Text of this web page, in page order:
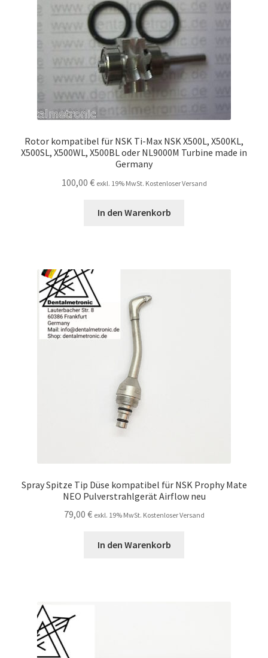
Rotor kompatibel für NSK Ti-Max NSK X500L, X500KL,
X500SL, X500WL, X500BL oder NL9000M Turbine made in
Germany
100,00 € exkl. 19% MwSt. Kostenloser Versand
In den Warenkorb
Spray Spitze Tip Düse kompatibel für NSK Prophy Mate
NEO Pulverstrahlgerät Airflow neu
79,00 € exkl. 19% MwSt. Kostenloser Versand
In den Warenkorb